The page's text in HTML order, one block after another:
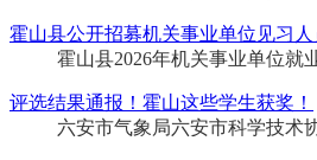
霍山县公开招募机关事业单位见习人
霍山县2026年机关事业单位就
评选结果通报！霍山这些学生获奖！
六安市气象局六安市科学技术